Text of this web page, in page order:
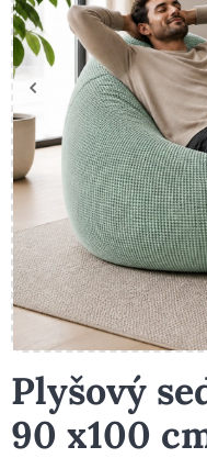
Plyšový
90 x100